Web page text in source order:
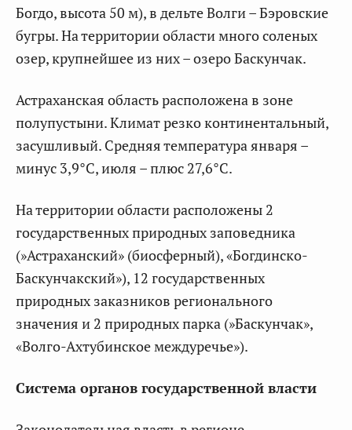
Богдо, высота 50 м), в дельте Волги – Бэровские
бугры. На территории области много соленых
озер, крупнейшее из них – озеро Баскунчак.
Астраханская область расположена в зоне
полупустыни. Климат резко континентальный,
засушливый. Средняя температура января –
минус 3,9°C, июля – плюс 27,6°C.
На территории области расположены 2
государственных природных заповедника
(»Астраханский» (биосферный), «Богдинско-
Баскунчакский»), 12 государственных
природных заказников регионального
значения и 2 природных парка (»Баскунчак»,
«Волго-Ахтубинское междуречье»).
Система органов государственной власти